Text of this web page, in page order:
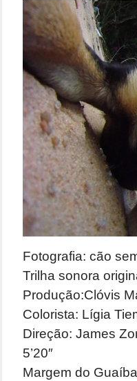
Fotografia: cão
Trilha sonora
Produção:Clóvis
Colorista: Lígia
Direção: James
5’20″
Margem do